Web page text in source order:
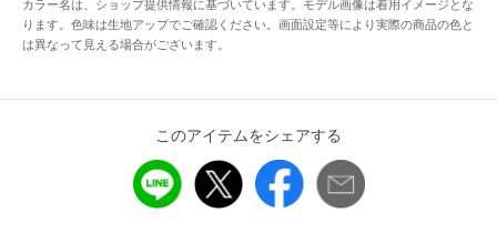
店舗へお問合せの際は、全国のSHIPS OUTLET各店までお願
いいたします。
SHIPSのコンセプト「STYLISH STANDARD」のフィルター
カラー名は、ショップ提供情報に基づいています。モデル画像は着用イメージとな
ります。色味は生地アップでご確認ください。画面設定等により実際の商品の色と
は異なって見える場合がございます。
このアイテムをシェアする